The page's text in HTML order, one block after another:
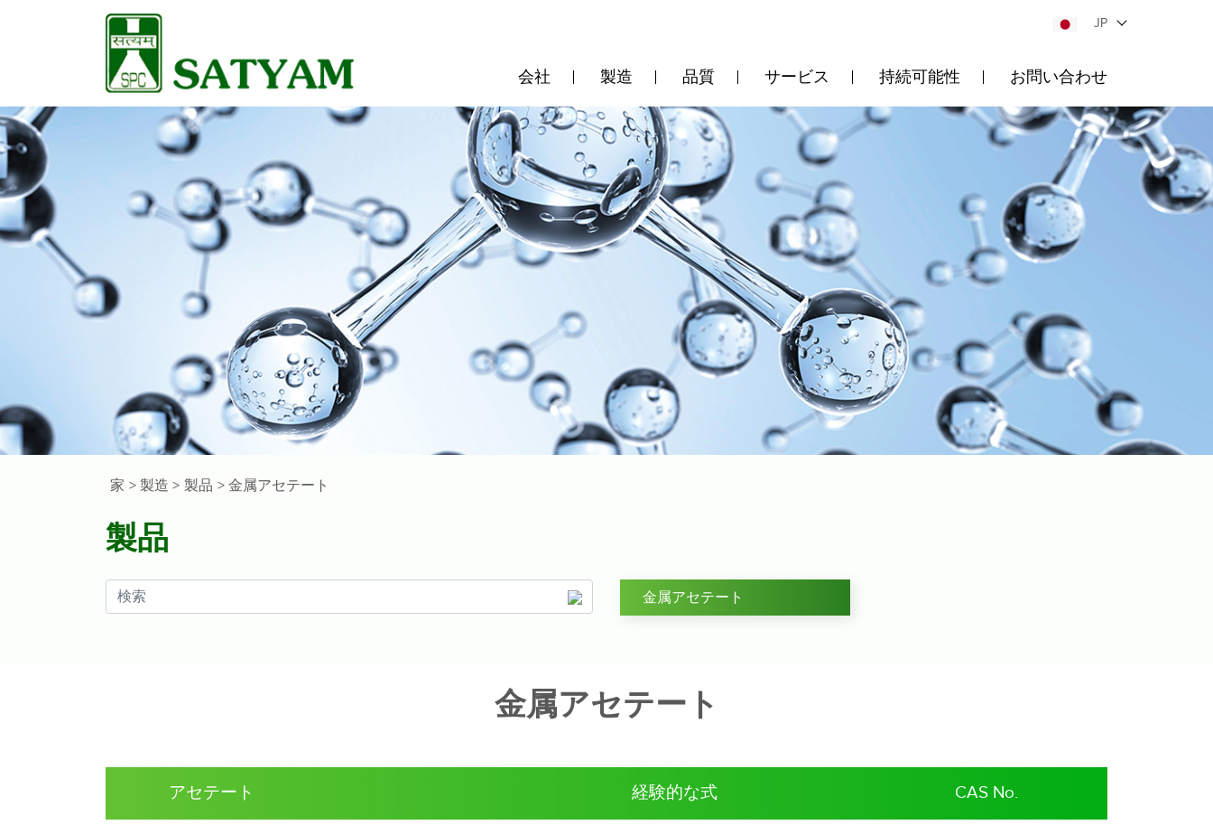
JP
会社 製造 品質 サービス 持続可能性 お問い合わせ
家 > 製造 > 製品 > 金属アセテート
製品
金属アセテート
金属アセテート
アセテート 経験的な式 CAS No.